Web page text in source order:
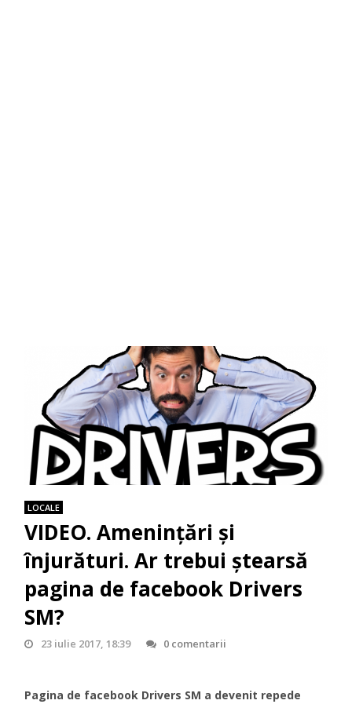
LOCALE
VIDEO. Ameninţări şi
înjurături. Ar trebui ștearsă
pagina de facebook Drivers
SM?
23 iulie 2017, 18:39 0 comentarii
Pagina de facebook Drivers SM a devenit repede